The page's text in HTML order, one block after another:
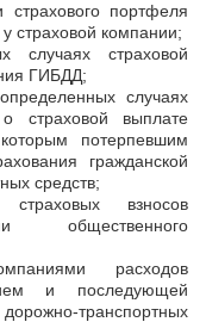
портфеля
страховой компании;
случаях страховой
ГИБДД;
случаях
страховой выплате
потерпевшим
гражданской
средств;
взносов
общественного
расходов
и последующей
транспортных